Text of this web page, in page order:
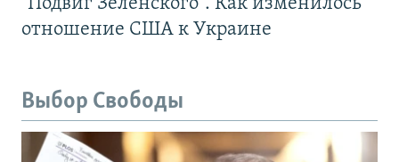
отношение США к Украине
Выбор Свободы